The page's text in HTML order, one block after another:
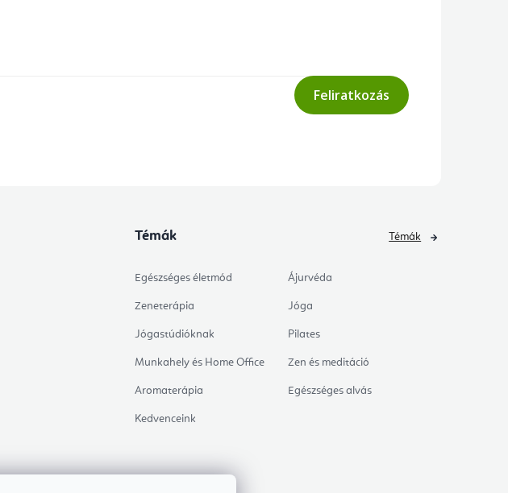
Feliratkozás
Témák
Egészséges életmód Ájurvéda
Zeneterápia Jóga
Jógastúdióknak Pilates
Munkahely és Home Office Zen és meditáció
Aromaterápia Egészséges alvás
Kedvenceink
Témák